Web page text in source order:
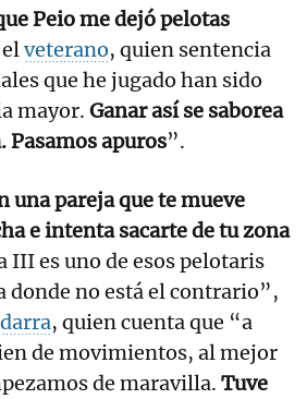
Peio me dejó pelotas
veterano, quien sentencia
que he jugado han sido
mayor. Ganar así se saborea
apuros”.
una pareja que te mueve
e intenta sacarte de tu zona
III es uno de esos pelotaris
donde no está el contrario”,
, quien cuenta que “a
de movimientos, al mejor
de maravilla. Tuve